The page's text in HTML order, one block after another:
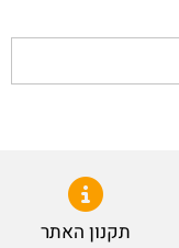
תקנון האתר